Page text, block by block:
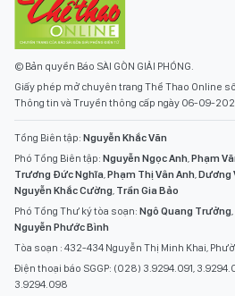
© Bản quyền Báo SÀI GÒN GIẢI PHÓNG.
Giấy phép mở chuyên trang Thể Thao Online
Thông tin và Truyền thông cấp ngày 06-09-
Tổng Biên tập: Nguyễn Khắc Văn
Phó Tổng Biên tập: Nguyễn Ngọc Anh Phạm
Trương Đức Nghĩa Phạm Thị Vân Anh Dương
Nguyễn Khắc Cường Trần Gia Bảo
Phó Tổng Thư ký tòa soạn: Ngô Quang Trưởng
Nguyễn Phước Bình
Tòa soạn : 432-434 Nguyễn Thị Minh Khai,
Điện thoại báo SGGP: (028) 3.9294.091,
3.9294.098